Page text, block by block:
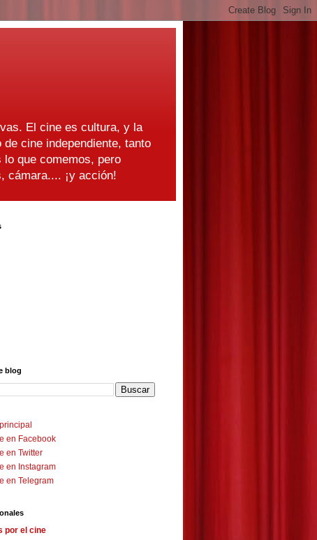
El cine es cultura, y la
cine independiente, tanto
que comemos, pero
cámara.... ¡y acción!
blog
en Facebook
en Twitter
en Instagram
en Telegram
por el cine